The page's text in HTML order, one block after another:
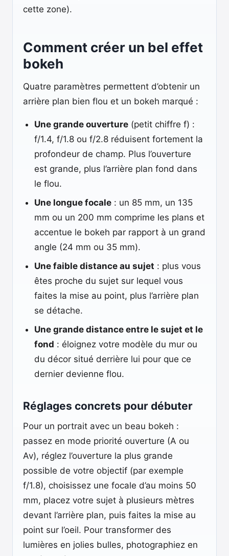
cette zone).
Comment créer un bel effet
bokeh
Quatre paramètres permettent d’obtenir un
arrière plan bien flou et un bokeh marqué :
Une grande ouverture (petit chiffre f) :
f/1.4, f/1.8 ou f/2.8 réduisent fortement la
profondeur de champ. Plus l’ouverture
est grande, plus l’arrière plan fond dans
le flou.
Une longue focale : un 85 mm, un 135
mm ou un 200 mm comprime les plans et
accentue le bokeh par rapport à un grand
angle (24 mm ou 35 mm).
Une faible distance au sujet : plus vous
êtes proche du sujet sur lequel vous
faites la mise au point, plus l’arrière plan
se détache.
Une grande distance entre le sujet et le
fond : éloignez votre modèle du mur ou
du décor situé derrière lui pour que ce
dernier devienne flou.
Réglages concrets pour débuter
Pour un portrait avec un beau bokeh :
passez en mode priorité ouverture (A ou
Av), réglez l’ouverture la plus grande
possible de votre objectif (par exemple
f/1.8), choisissez une focale d’au moins 50
mm, placez votre sujet à plusieurs mètres
devant l’arrière plan, puis faites la mise au
point sur l’oeil. Pour transformer des
lumières en jolies bulles, photographiez en